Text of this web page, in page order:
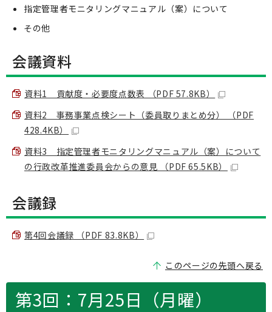
指定管理者モニタリングマニュアル（案）について
その他
会議資料
資料1 貢献度・必要度点数表 （PDF 57.8KB）
資料2 事務事業点検シート（委員取りまとめ分） （PDF
428.4KB）
資料3 指定管理者モニタリングマニュアル（案）について
の行政改革推進委員会からの意見 （PDF 65.5KB）
会議録
第4回会議録 （PDF 83.8KB）
このページの先頭へ戻る
第3回：7月25日（月曜）